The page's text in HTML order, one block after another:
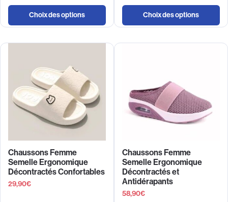
Choix des options Choix des options
Chaussons Femme
Semelle Ergonomique
Décontractés Confortables
29,90€
Chaussons Femme
Semelle Ergonomique
Décontractés et
Antidérapants
58,90€